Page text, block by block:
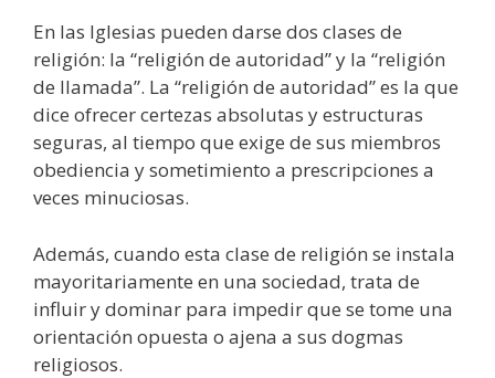
En las Iglesias pueden darse dos clases de
religión: la “religión de autoridad” y la “religión
de llamada”. La “religión de autoridad” es la que
dice ofrecer certezas absolutas y estructuras
seguras, al tiempo que exige de sus miembros
obediencia y sometimiento a prescripciones a
veces minuciosas.
Además, cuando esta clase de religión se instala
mayoritariamente en una sociedad, trata de
influir y dominar para impedir que se tome una
orientación opuesta o ajena a sus dogmas
religiosos.